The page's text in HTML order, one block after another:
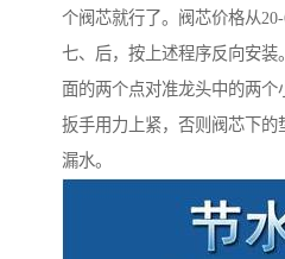
个阀芯就行了。阀芯价格从20-
七、后，按上述程序反向安装
面的两个点对准龙头中的两个
扳手用力上紧，否则阀芯下
漏水。